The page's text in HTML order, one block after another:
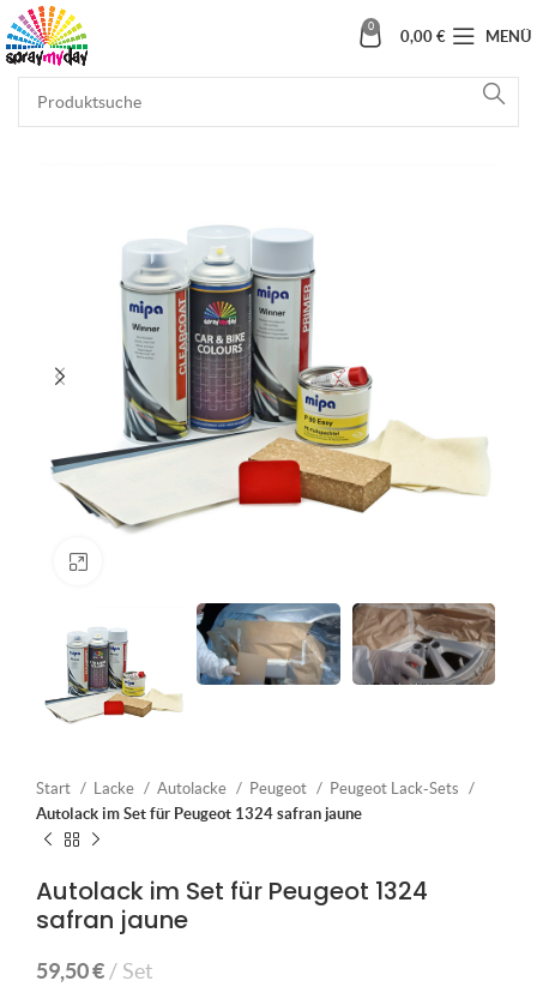
0
0,00 € MENÜ
Start Lacke Autolacke Peugeot
Peugeot Lack-Sets
Autolack im Set für Peugeot 1324 safran jaune
Autolack im Set für Peugeot 1324
safran jaune
59,50€ Set